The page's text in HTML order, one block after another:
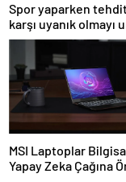
Spor yaparken
karşı uyanık olmayı
MSI Laptoplar
Yapay Zeka Çağına